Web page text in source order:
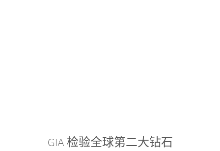
GIA 检验全球第二大钻石